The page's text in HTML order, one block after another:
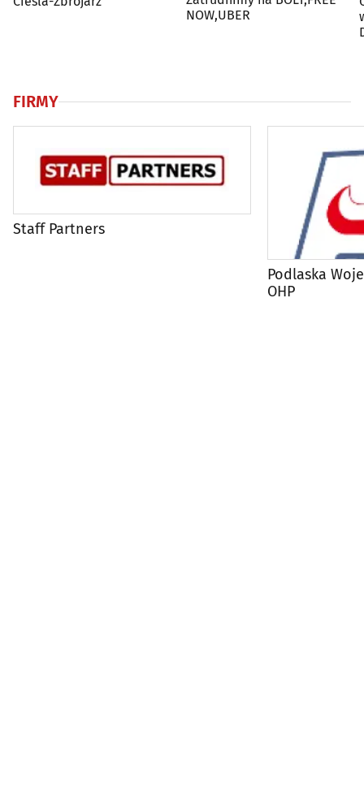
NOW,UBER
FIRMY
Staff Partners
Podlaska
OHP